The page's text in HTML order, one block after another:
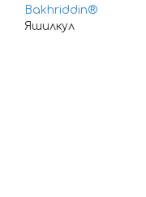
Bakhriddin®
Яшилкул